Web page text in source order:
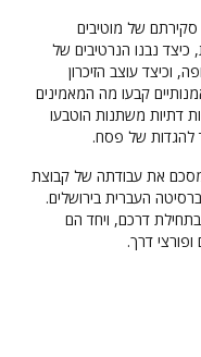
של מוטיבים
כיצד נבנו הנרטיבים של
וכיצד עוצב הזיכרון
קבעו מה המאמינים
דתיות משתנות הוטבעו
להגדות של פסח.
מסכם את עבודתה של קבוצת
העברית בירושלים.
דרכם, ויחד הם
דרך.